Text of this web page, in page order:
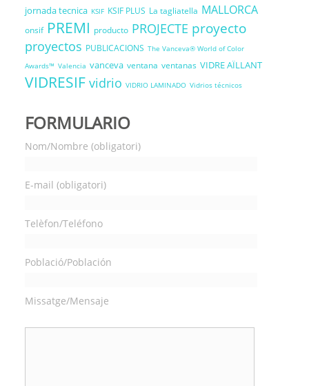
jornada tecnica KSIF KSIF PLUS La tagliatella MALLORCA
onsif PREMI producto PROJECTE proyecto
proyectos PUBLICACIONS The Vanceva® World of Color
Awards™ Valencia vanceva ventana ventanas VIDRE AÏLLANT
VIDRESIF vidrio VIDRIO LAMINADO Vidrios técnicos
FORMULARIO
Nom/Nombre (obligatori)
E-mail (obligatori)
Telèfon/Teléfono
Població/Población
Missatge/Mensaje